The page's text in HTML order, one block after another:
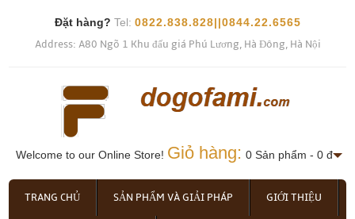
Đặt hàng? Tel: 0822.838.828||0844.22.6565
Address: A80 Ngõ 1 Khu đấu giá Phú Lương, Hà Đông, Hà Nội
Welcome to our Online Store! Giỏ hàng: 0 Sản phẩm - 0 đ
TRANG CHỦ SẢN PHẨM VÀ GIẢI PHÁP GIỚI THIỆU